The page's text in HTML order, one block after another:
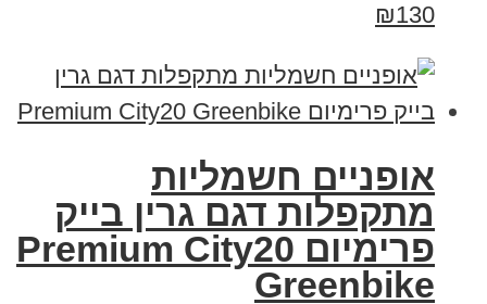
₪130
אופניים חשמליות
מתקפלות דגם גרין בייק
פרימיום Premium City20
Greenbike